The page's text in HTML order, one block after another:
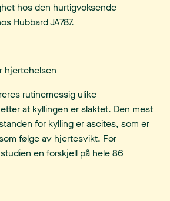
hos den hurtigvoksende
Hubbard JA787.
hjertehelsen
rutinemessig ulike
at kyllingen er slaktet. Den mest
for kylling er ascites, som er
følge av hjertesvikt. For
en forskjell på hele 86